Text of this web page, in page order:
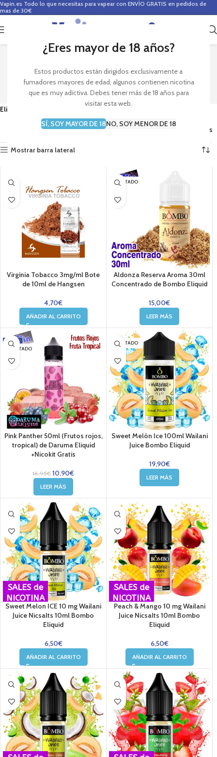
¿Eres mayor de 18 años?
Estos productos están dirigidos exclusivamente a
fumadores mayores de edad, algunos contienen nicotina
que es muy adictiva. Debes tener más de 18 años para
visitar esta web.
SÍ, SOY MAYOR DE 18NO, SOY MENOR DE 18
Vapin.es Todo lo que necesitas para vapear con ENVÍO GRATIS en pedidos de
mas de 30€
0
SABORES E LIQUIDS
Eliquidos para vapeo de sabores en Vapin
Mostrando 1–48 de 137 resultados
Mostrar barra lateral
Virginia Tobacco 3mg/ml Bote
de 10ml de Hangsen
4,70€
AÑADIR AL CARRITO
AGOTADO
Aldonza Reserva Aroma 30ml
Concentrado de Bombo Eliquid
15,00€
LEER MÁS
-36%
AGOTADO
Pink Panther 50ml (Frutos rojos,
tropical) de Daruma Eliquid
+Nicokit Gratis
16,95€ 10,90€
LEER MÁS
AGOTADO
Sweet Melón Ice 100ml Wailani
Juice Bombo Eliquid
19,90€
LEER MÁS
SALES de
NICOTINA
Sweet Melon ICE 10 mg Wailani
Juice Nicsalts 10ml Bombo
Eliquid
6,50€
AÑADIR AL CARRITO
SALES de
NICOTINA
Peach & Mango 10 mg Wailani
Juice Nicsalts 10ml Bombo
Eliquid
6,50€
AÑADIR AL CARRITO